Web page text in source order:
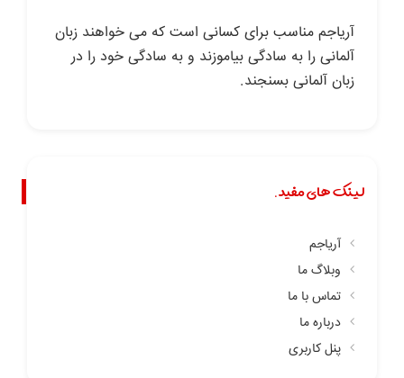
آریاجم مناسب برای کسانی است که می خواهند زبان
آلمانی را به سادگی بیاموزند و به سادگی خود را در
زبان آلمانی بسنجند.
لینک های مفید.
آریاجم
وبلاگ ما
تماس با ما
درباره ما
پنل کاربری